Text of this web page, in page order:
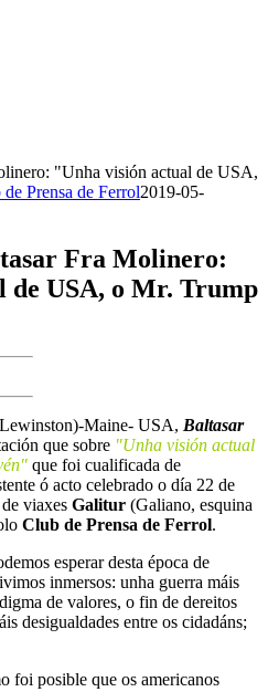
"Unha visión actual de USA,
Prensa de Ferrol2019-05-
Fra Molinero:
de USA, o Mr. Trump
Maine- USA, Baltasar
que sobre "Unha visión actual
que foi cualificada de
ó acto celebrado o día 22 de
viaxes Galitur (Galiano, esquina
Club de Prensa de Ferrol.
esperar desta época de
inmersos: unha guerra máis
de valores, o fin de dereitos
desigualdades entre os cidadáns;
foi posible que os americanos